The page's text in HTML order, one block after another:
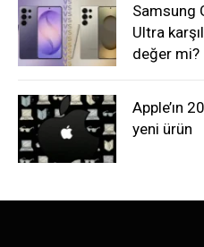
Samsung
Ultra
değer mi?
Apple’ın
yeni ürün